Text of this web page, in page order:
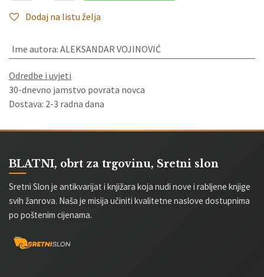
Dodaj na listu želja
Ime autora: ALEKSANDAR VOJINOVIĆ
Odredbe i uvjeti
30-dnevno jamstvo povrata novca
Dostava: 2-3 radna dana
BLATNI, obrt za trgovinu, Sretni slon
Sretni Slon je antikvarijat i knjižara koja nudi nove i rabljene knjige
svih žanrova. Naša je misija učiniti kvalitetne naslove dostupnima
po poštenim cijenama.